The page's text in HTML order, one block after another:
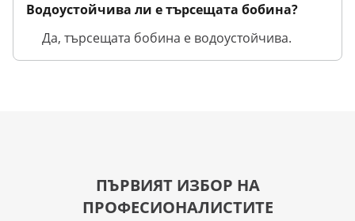
Водоустойчива ли е търсещата бобина?
Да, търсещата бобина е водоустойчива.
ПЪРВИЯТ ИЗБОР НА
ПРОФЕСИОНАЛИСТИТЕ